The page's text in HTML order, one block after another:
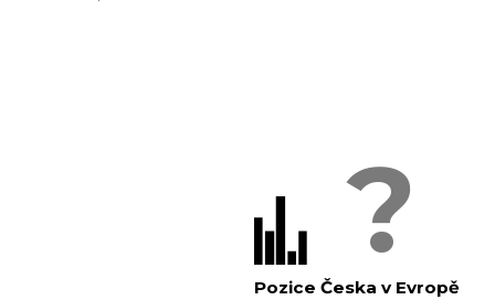
Pozice Česka v Evropě
?